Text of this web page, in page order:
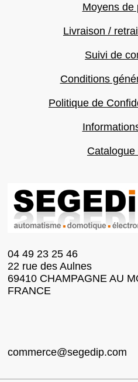
Moyens de
Livraison /
Suivi de
Conditions
Politique de
04 49 23 25 46
22 rue des Aulnes
69410 CHAMPAGNE AU
FRANCE
commerce@segedip.com